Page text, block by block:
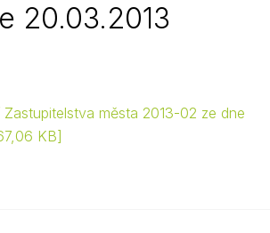
20.03.2013
města 2013-02 ze dne
KB